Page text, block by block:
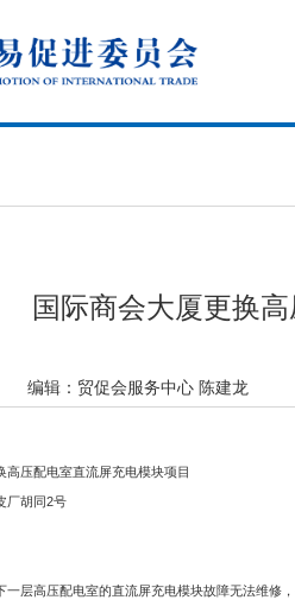
国际商会大厦更换
编辑： 贸促会服务中心 陈建龙
高压配电室直流屏充电模块项目
厂胡同2号
一层高压配电室的直流屏充电模块故障无法维修